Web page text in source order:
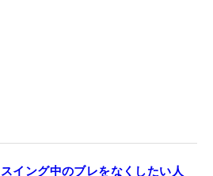
スイング中のブレをなくしたい人